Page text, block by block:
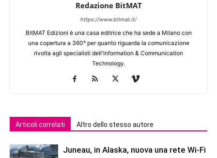
Redazione BitMAT
https://www.bitmat.it/
BitMAT Edizioni è una casa editrice che ha sede a Milano con
una copertura a 360° per quanto riguarda la comunicazione
rivolta agli specialisti dell'lnformation & Communication
Technology.
Articoli correlati Altro dello stesso autore
Juneau, in Alaska, nuova una rete Wi-Fi